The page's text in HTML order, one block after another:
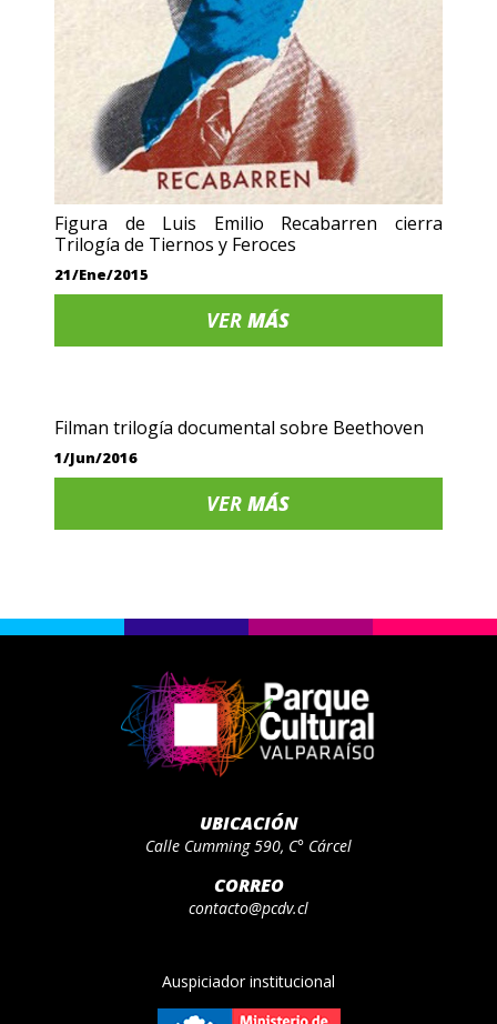
Figura de Luis Emilio Recabarren cierra
Trilogía de Tiernos y Feroces
21/Ene/2015
VERMÁS
Filman trilogía documental sobre Beethoven
1/Jun/2016
VERMÁS
UBICACIÓN
Calle Cumming 590, C° Cárcel
CORREO
contacto@pcdv.cl
Auspiciador institucional